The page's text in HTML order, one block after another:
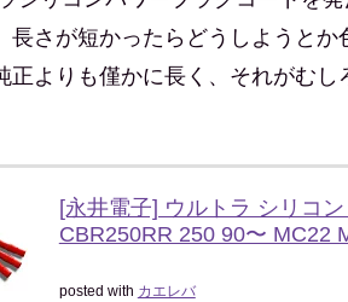
長さが短かったらどうしようと
正よりも僅かに長く、それがむ
[永井電子] ウルトラ シリコ
CBR250RR 250 90〜 MC22
posted with カエレバ